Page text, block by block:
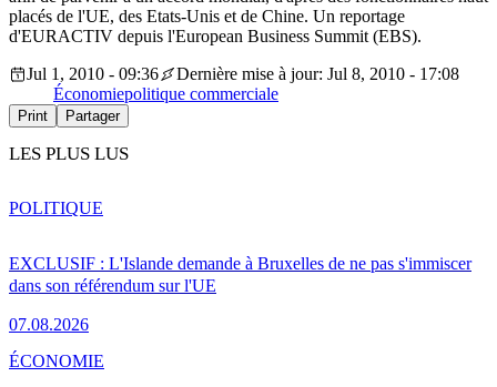
placés de l'UE, des Etats-Unis et de Chine. Un reportage
d'EURACTIV depuis l'European Business Summit (EBS).
Jul 1, 2010 - 09:36
Dernière mise à jour: Jul 8, 2010 - 17:08
Économiepolitique commerciale
Print Partager
LES PLUS LUS
EXCLUSIF : L'Islande demande à Bruxelles de ne pas s'immiscer
dans son référendum sur l'UE
07.08.2026
POLITIQUE
ÉCONOMIE